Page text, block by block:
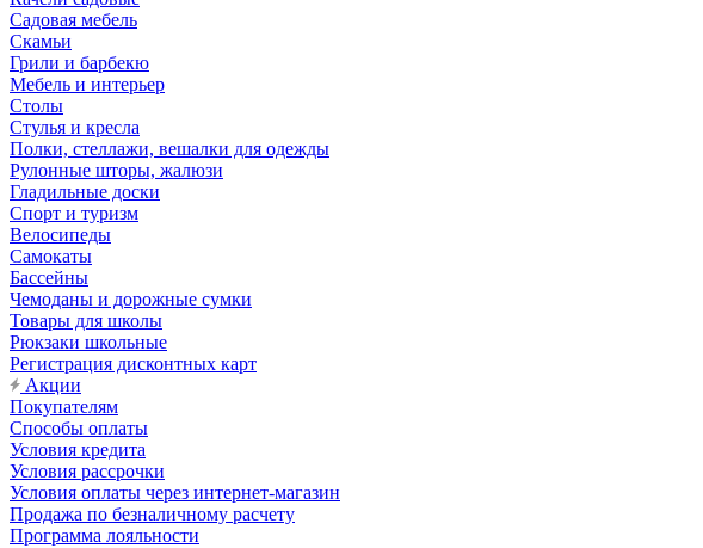
Садовая мебель
Скамьи
Грили и барбекю
Мебель и интерьер
Столы
Стулья и кресла
Полки, стеллажи, вешалки для одежды
Рулонные шторы, жалюзи
Гладильные доски
Спорт и туризм
Велосипеды
Самокаты
Бассейны
Чемоданы и дорожные сумки
Товары для школы
Рюкзаки школьные
Регистрация дисконтных карт
Акции
Покупателям
Способы оплаты
Условия кредита
Условия рассрочки
Условия оплаты через интернет-магазин
Продажа по безналичному расчету
Программа лояльности